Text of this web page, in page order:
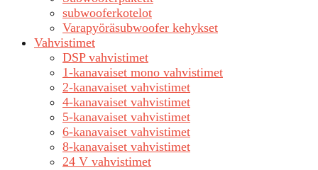
subwooferkotelot
Varapyöräsubwoofer kehykset
Vahvistimet
DSP vahvistimet
1-kanavaiset mono vahvistimet
2-kanavaiset vahvistimet
4-kanavaiset vahvistimet
5-kanavaiset vahvistimet
6-kanavaiset vahvistimet
8-kanavaiset vahvistimet
24 V vahvistimet